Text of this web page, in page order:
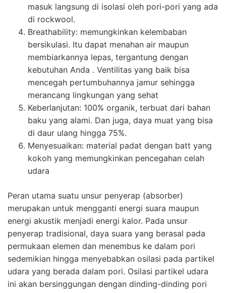
masuk langsung di isolasi oleh pori-pori yang ada
di rockwool.
Breathability: memungkinkan kelembaban
bersikulasi. Itu dapat menahan air maupun
membiarkannya lepas, tergantung dengan
kebutuhan Anda . Ventilitas yang baik bisa
mencegah pertumbuhannya jamur sehingga
merancang lingkungan yang sehat
Keberlanjutan: 100% organik, terbuat dari bahan
baku yang alami. Dan juga, daya muat yang bisa
di daur ulang hingga 75%.
Menyesuaikan: material padat dengan batt yang
kokoh yang memungkinkan pencegahan celah
udara
Peran utama suatu unsur penyerap (absorber)
merupakan untuk mengganti energi suara maupun
energi akustik menjadi energi kalor. Pada unsur
penyerap tradisional, daya suara yang berasal pada
permukaan elemen dan menembus ke dalam pori
sedemikian hingga menyebabkan osilasi pada partikel
udara yang berada dalam pori. Osilasi partikel udara
ini akan bersinggungan dengan dinding-dinding pori